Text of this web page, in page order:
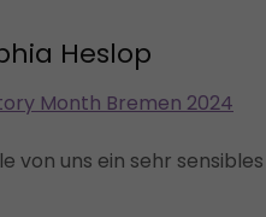
Heslop
Month Bremen 2024
von uns ein sehr sensibles